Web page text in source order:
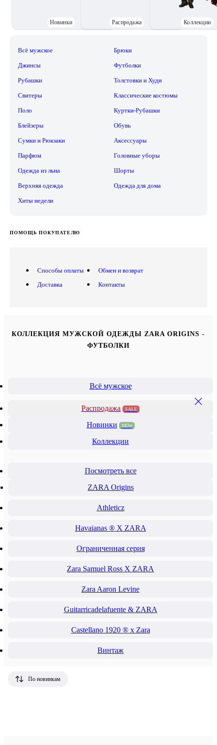
Новинки Распродажа Коллекции
Всё мужское Брюки
Джинсы Футболки
Рубашки Толстовки и Худи
Свитеры Классические костюмы
Поло Куртки-Рубашки
Блейзеры Обувь
Сумки и Рюкзаки Аксессуары
Парфюм Головные уборы
Одежда из льна Шорты
Верхняя одежда Одежда для дома
Хиты недели
ПОМОЩЬ ПОКУПАТЕЛЮ
Способы оплаты
Доставка
Обмен и возврат
Контакты
КОЛЛЕКЦИЯ МУЖСКОЙ ОДЕЖДЫ ZARA ORIGINS -
ФУТБОЛКИ
Всё мужское
Распродажа SALE
Новинки NEW
Коллекции
Посмотреть все
ZARA Origins
Athleticz
Havaianas ® X ZARA
Ограниченная серия
Zara Samuel Ross X ZARA
Zara Aaron Levine
Guitarricadelafuente & ZARA
Castellano 1920 ® x Zara
Винтаж
По новинкам